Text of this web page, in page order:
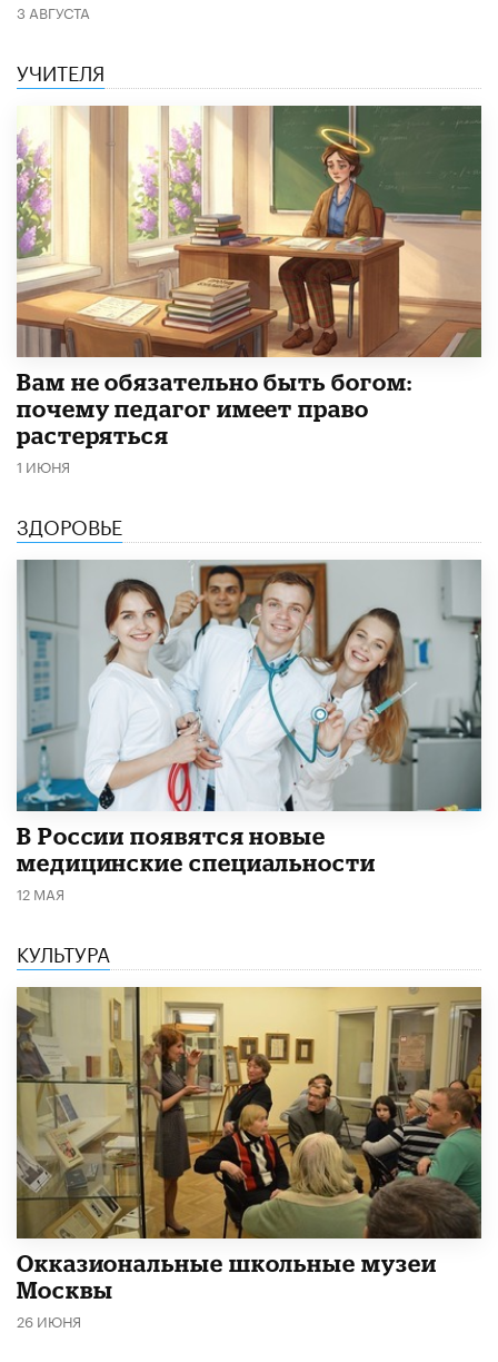
3 АВГУСТА
УЧИТЕЛЯ
​Вам не обязательно быть богом:
почему педагог имеет право
растеряться
1 ИЮНЯ
ЗДОРОВЬЕ
В России появятся новые
медицинские специальности
12 МАЯ
КУЛЬТУРА
​Окказиональные школьные музеи
Москвы
26 ИЮНЯ